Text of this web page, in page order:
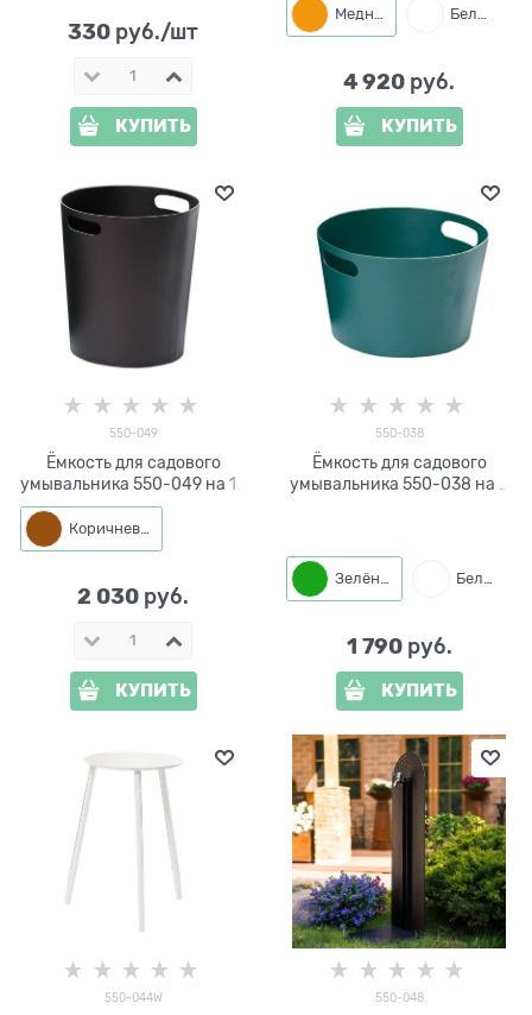
330 руб./шт
КУПИТЬ
Медный Белый
4 920 руб.
КУПИТЬ
550-049
Ёмкость для садового
умывальника 550-049 на 12
л.
Коричневый
2 030 руб.
КУПИТЬ
550-038
Ёмкость для садового
умывальника 550-038 на 9
Зелёный Белый
1 790 руб.
КУПИТЬ
550-044W 550-048